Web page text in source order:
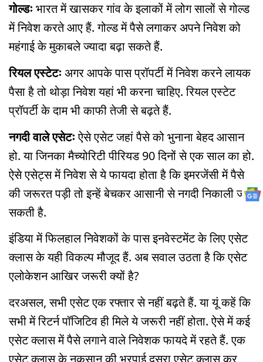
गोल्डःभारत में खासकर गांव के इलाकों में लोग सालों से गोल्ड
में निवेश करते आए हैं. गोल्ड में पैसे लगाकर अपने निवेश को
महंगाई के मुकाबले ज्यादा बढ़ा सकते हैं.
रियल एस्टेटःअगर आपके पास प्रॉपर्टी में निवेश करने लायक
पैसा है तो थोड़ा निवेश यहां भी करना चाहिए. रियल एस्टेट
प्रॉपर्टी के दाम भी काफी तेजी से बढ़ते हैं.
नगदी वाले एसेटःऐसे एसेट जहां पैसे को भुनाना बेहद आसान
हो. या जिनका मैच्योरिटी पीरियड 90 दिनों से एक साल का हो.
ऐसे एसेट्स में निवेश से ये फायदा होता है कि इमरजेंसी में पैसे
की जरूरत पड़ी तो इन्हें बेचकर आसानी से नगदी निकाली जा
सकती है.
इंडिया में फिलहाल निवेशकों के पास इनवेस्टमेंट के लिए एसेट
क्लास के यही विकल्प मौजूद हैं. अब सवाल उठता है कि एसेट
एलोकेशन आखिर जरूरी क्यों है?
दरअसल, सभी एसेट एक रफ्तार से नहीं बढ़ते हैं. या यूं कहें कि
सभी में रिटर्न पॉजिटिव ही मिले ये जरूरी नहीं होता. ऐसे में कई
एसेट क्लास में पैसे लगाने वाले निवेशक फायदे में रहते हैं. एक